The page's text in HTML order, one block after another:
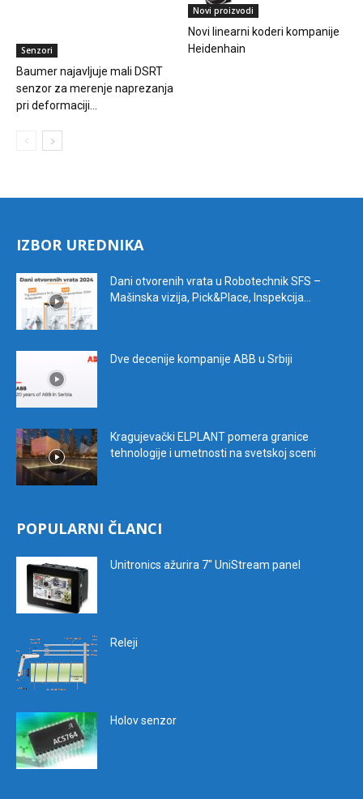
Senzori
Baumer najavljuje mali DSRT
senzor za merenje naprezanja
pri deformaciji...
Novi proizvodi
Novi linearni koderi kompanije
Heidenhain
IZBOR UREDNIKA
Dani otvorenih vrata u Robotechnik SFS –
Mašinska vizija, Pick&Place, Inspekcija...
Dve decenije kompanije ABB u Srbiji
Kragujevački ELPLANT pomera granice
tehnologije i umetnosti na svetskoj sceni
POPULARNI ČLANCI
Unitronics ažurira 7″ UniStream panel
Releji
Holov senzor